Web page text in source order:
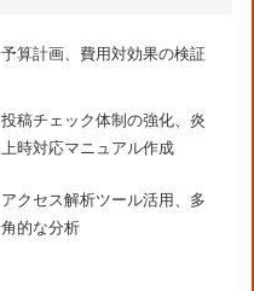
予算計画、費用対効果の検証
投稿チェック体制の強化、炎
上時対応マニュアル作成
アクセス解析ツール活用、多
角的な分析